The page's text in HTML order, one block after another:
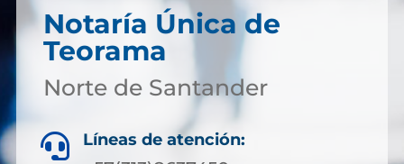
Notaría Única de
Teorama
Norte de Santander
 Líneas de atención: